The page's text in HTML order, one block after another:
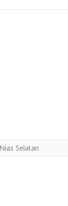
Nias Selatan